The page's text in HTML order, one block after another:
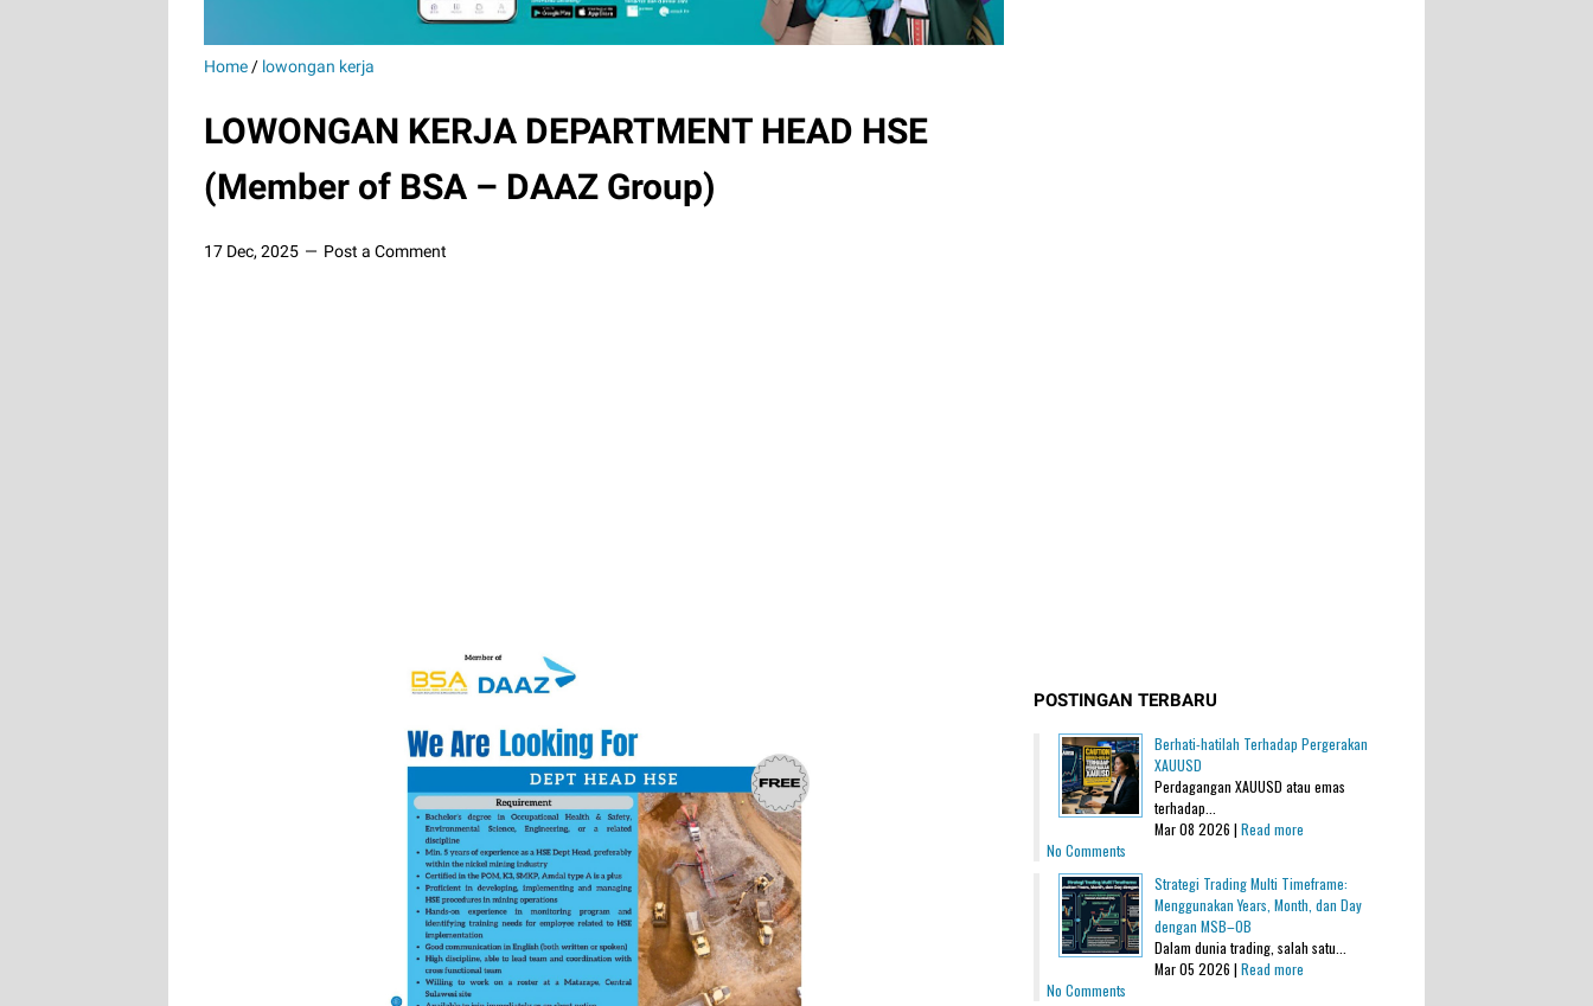
Home / lowongan kerja
LOWONGAN KERJA DEPARTMENT HEAD HSE
(Member of BSA – DAAZ Group)
17 Dec, 2025 Post a Comment
POSTINGAN TERBARU
Berhati-hatilah Terhadap Pergerakan
XAUUSD
Perdagangan XAUUSD atau emas
terhadap...
Mar 08 2026 | Read more
No Comments
Strategi Trading Multi Timeframe:
Menggunakan Years, Month, dan Day
dengan MSB–OB
Dalam dunia trading, salah satu...
Mar 05 2026 | Read more
No Comments